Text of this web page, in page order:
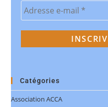
Catégories
Association ACCA